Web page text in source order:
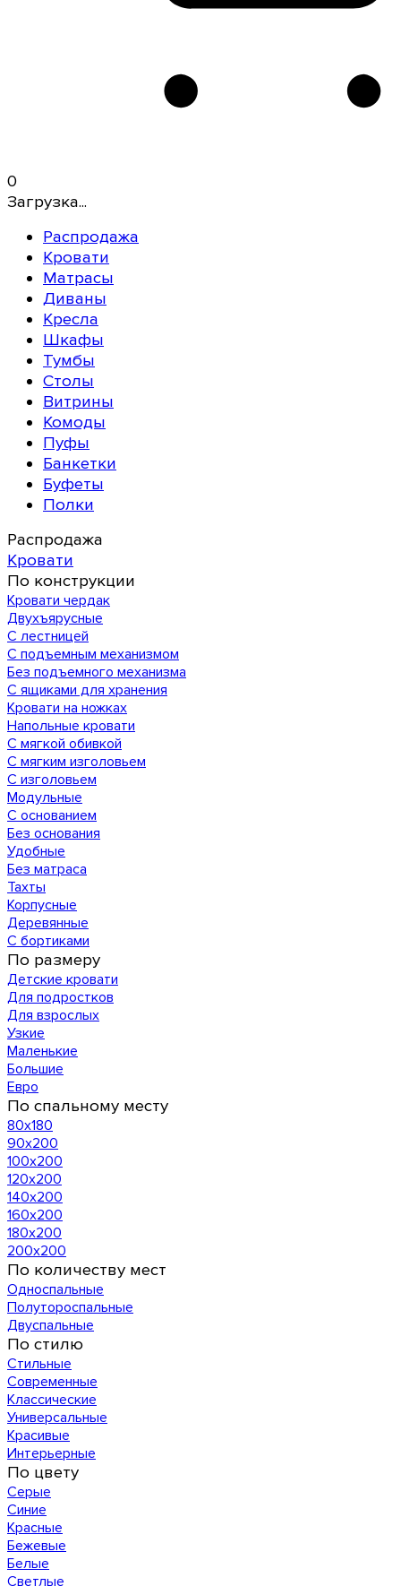
0
Загрузка...
Распродажа
Кровати
Матрасы
Диваны
Кресла
Шкафы
Тумбы
Столы
Витрины
Комоды
Пуфы
Банкетки
Буфеты
Полки
Распродажа
Кровати
По конструкции
Кровати чердак
Двухъярусные
С лестницей
С подъемным механизмом
Без подъемного механизма
С ящиками для хранения
Кровати на ножках
Напольные кровати
С мягкой обивкой
С мягким изголовьем
С изголовьем
Модульные
С основанием
Без основания
Удобные
Без матраса
Тахты
Корпусные
Деревянные
С бортиками
По размеру
Детские кровати
Для подростков
Для взрослых
Узкие
Маленькие
Большие
Евро
По спальному месту
80х180
90х200
100х200
120x200
140х200
160х200
180х200
200х200
По количеству мест
Односпальные
Полутороспальные
Двуспальные
По стилю
Стильные
Современные
Классические
Универсальные
Красивые
Интерьерные
По цвету
Серые
Синие
Красные
Бежевые
Белые
Светлые